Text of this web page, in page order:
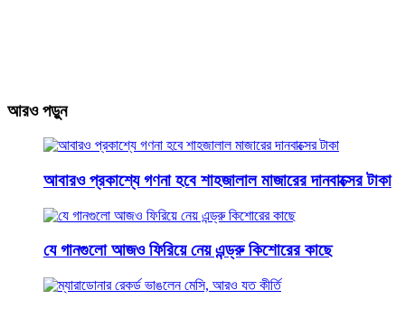
আরও পড়ুন
আবারও প্রকাশ্যে গণনা হবে শাহজালাল মাজারের দানবাক্সের টাকা
যে গানগুলো আজও ফিরিয়ে নেয় এন্ড্রু কিশোরের কাছে